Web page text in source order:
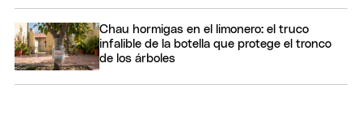
Chau hormigas en el limonero: el truco
infalible de la botella que protege el tronco
de los árboles